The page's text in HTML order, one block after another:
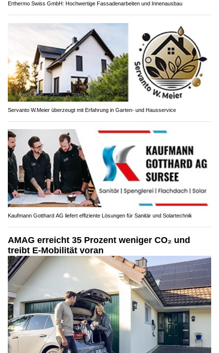
Erthermo Swiss GmbH: Hochwertige Fassadenarbeiten und Innenausbau
Servanto W.Meier überzeugt mit Erfahrung in Garten- und Hausservice
Kaufmann Gotthard AG liefert effiziente Lösungen für Sanitär und Solartechnik
AMAG erreicht 35 Prozent weniger CO₂ und
treibt E-Mobilität voran